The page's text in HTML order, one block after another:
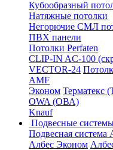
Кубообразный
Натяжные потолки
Негорючие СМЛ
ПВХ панели
Потолки Perfaten
CLIP-IN AC-100
VECTOR-24
AMF
Эконом Терматекс
OWA (ОВА)
Knauf
Подвесные
Подвесная система
Албес Эконом